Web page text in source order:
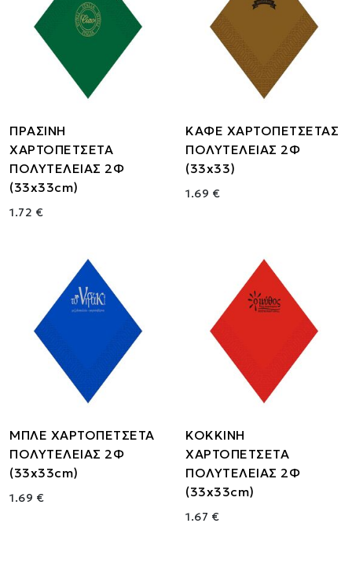
ΠΡΑΣΙΝΗ
ΧΑΡΤΟΠΕΤΣΕΤΑ
ΠΟΛΥΤΕΛΕΙΑΣ 2Φ
(33x33cm)
1.72 €
ΚΑΦΕ ΧΑΡΤΟΠΕΤΣΕΤΑΣ
ΠΟΛΥΤΕΛΕΙΑΣ 2Φ
(33x33)
1.69 €
ΜΠΛΕ ΧΑΡΤΟΠΕΤΣΕΤΑ
ΠΟΛΥΤΕΛΕΙΑΣ 2Φ
(33x33cm)
1.69 €
ΚΟΚΚΙΝΗ
ΧΑΡΤΟΠΕΤΣΕΤΑ
ΠΟΛΥΤΕΛΕΙΑΣ 2Φ
(33x33cm)
1.67 €